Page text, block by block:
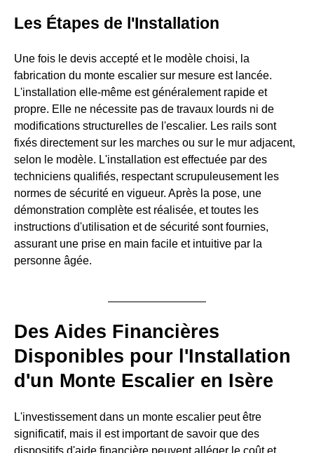
Les Étapes de l'Installation
Une fois le devis accepté et le modèle choisi, la
fabrication du monte escalier sur mesure est lancée.
L'installation elle-même est généralement rapide et
propre. Elle ne nécessite pas de travaux lourds ni de
modifications structurelles de l'escalier. Les rails sont
fixés directement sur les marches ou sur le mur adjacent,
selon le modèle. L'installation est effectuée par des
techniciens qualifiés, respectant scrupuleusement les
normes de sécurité en vigueur. Après la pose, une
démonstration complète est réalisée, et toutes les
instructions d'utilisation et de sécurité sont fournies,
assurant une prise en main facile et intuitive par la
personne âgée.
Des Aides Financières
Disponibles pour l'Installation
d'un Monte Escalier en Isère
L'investissement dans un monte escalier peut être
significatif, mais il est important de savoir que des